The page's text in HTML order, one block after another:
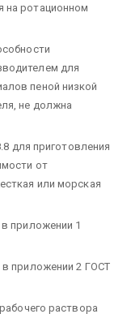
на ротационном
для
пеной низкой
не должна
для приготовления
от
или морская
приложении 1
приложении 2 ГОСТ
раствора